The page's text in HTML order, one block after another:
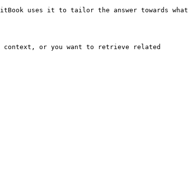
uses it to tailor the answer towards what
context, or you want to retrieve related